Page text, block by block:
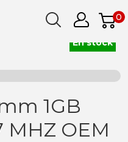
0
1GB
MHZ OEM
En stock